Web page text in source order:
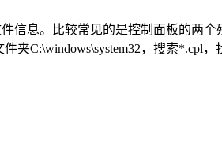
信息。比较常见的是控制面板的两个
C:\windows\system32，搜索*.cpl，